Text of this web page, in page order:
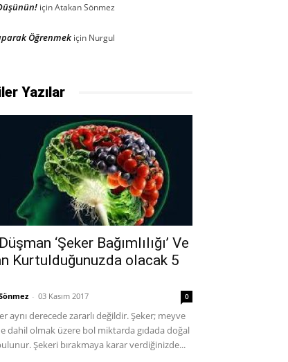
içinAtakan Sönmez
Öğrenmek için Nurgul
Yazılar
‘Şeker Bağımlılığı’ Ve
Kurtulduğunuzda olacak 5
- 03 Kasım 2017 0
aynı derecede zararlı değildir. Şeker; meyve
dahil olmak üzere bol miktarda gıdada doğal
Şekeri bırakmaya karar verdiğinizde...